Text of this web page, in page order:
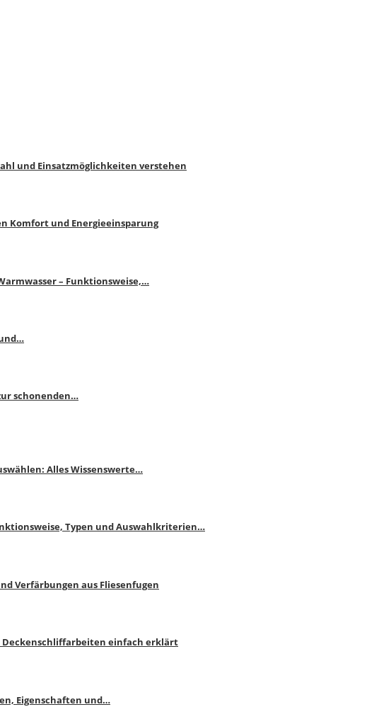
und Einsatzmöglichkeiten verstehen
Komfort und Energieeinsparung
– Funktionsweise,…
schonenden…
Alles Wissenswerte…
Typen und Auswahlkriterien…
Verfärbungen aus Fliesenfugen
Deckenschliffarbeiten einfach erklärt
Eigenschaften und…